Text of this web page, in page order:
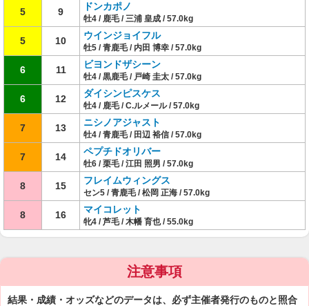
5 9 ドンカポノ
牡4 / 鹿毛 / 三浦 皇成 / 57.0kg
5 10 ウインジョイフル
牡5 / 青鹿毛 / 内田 博幸 / 57.0kg
6 11 ビヨンドザシーン
牡4 / 黒鹿毛 / 戸崎 圭太 / 57.0kg
6 12 ダイシンピスケス
牡4 / 鹿毛 / C.ルメール / 57.0kg
7 13 ニシノアジャスト
牡4 / 青鹿毛 / 田辺 裕信 / 57.0kg
7 14 ペプチドオリバー
牡6 / 栗毛 / 江田 照男 / 57.0kg
8 15 フレイムウィングス
セン5 / 青鹿毛 / 松岡 正海 / 57.0kg
8 16 マイコレット
牝4 / 芦毛 / 木幡 育也 / 55.0kg
注意事項
結果・成績・オッズなどのデータは、必ず主催者発行のものと照合